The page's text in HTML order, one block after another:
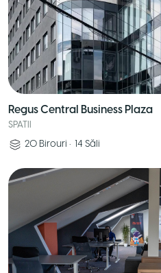
Regus Central Business Plaza
SPATII
20 Birouri • 14 Săli